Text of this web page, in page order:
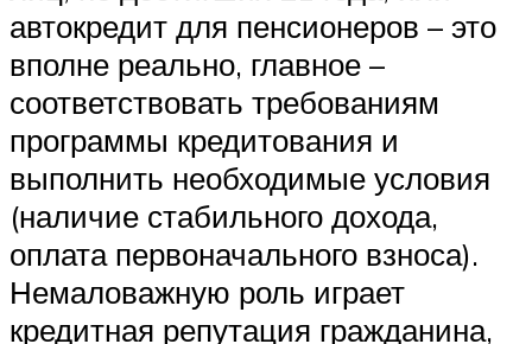
автокредит для пенсионеров – это
вполне реально, главное –
соответствовать требованиям
программы кредитования и
выполнить необходимые условия
(наличие стабильного дохода,
оплата первоначального взноса).
Немаловажную роль играет
кредитная репутация гражданина,